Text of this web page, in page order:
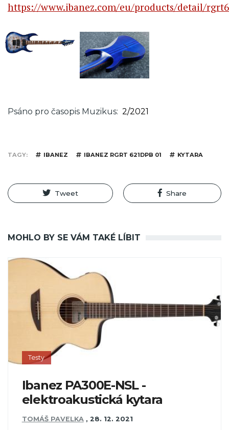
https://www.ibanez.com/eu/products/detail/
Psáno pro časopis Muzikus 2/2021
TAGY IBANEZ IBANEZ RGRT 621DPB 01 KYTARA
Tweet Share
MOHLO BY SE VÁM TAKÉ LÍBIT
Testy
Ibanez PA300E-NSL -
elektroakustická kytara
TOMÁŠ PAVELKA , 28. 12. 2021